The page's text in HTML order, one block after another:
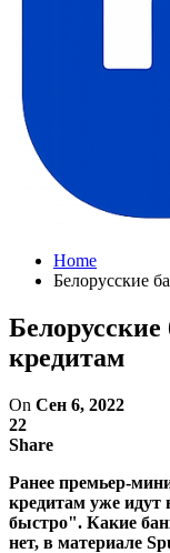
Home
Белорусские
кредитам
On Сен 6, 2022
22
Share
Ранее премьер-
кредитам уже идут
быстро". Какие
нет, в материале